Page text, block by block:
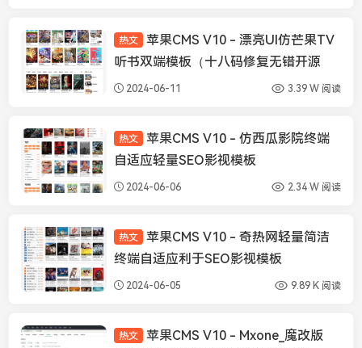
苹果CMS模板
热文
苹果CMS V10 - 漂亮UI仿芒果TV
听书双端模板（十八码修复无错开源
版）2024-06-11 3.39 W 阅读
苹果CMS模板
热文
苹果CMS V10 - 仿西瓜影院终端
自适应轻量SEO影视模板
2024-06-06 2.34 W 阅读
苹果CMS模板
热文
苹果CMS V10 - 奇热网轻量简洁
终端自适应利于SEO影视模板
2024-06-05 9.89 K 阅读
苹果CMS模板
热文
苹果CMS V10 - Mxone_魔改版